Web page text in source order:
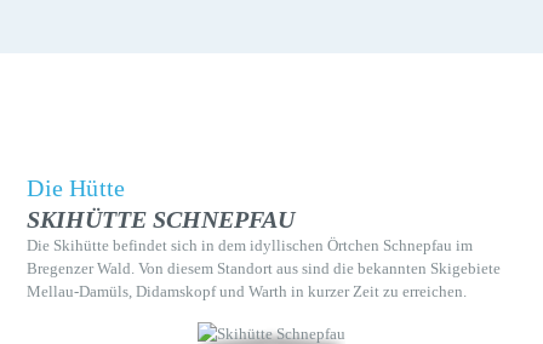
ÜBER UNS
AKTIVITÄTEN
GALERIE
EVENTS
Die Hütte
SKIHÜTTE SCHNEPFAU
Die Skihütte befindet sich in dem idyllischen Örtchen Schnepfau im
Bregenzer Wald. Von diesem Standort aus sind die bekannten Skigebiete
Mellau-Damüls, Didamskopf und Warth in kurzer Zeit zu erreichen.